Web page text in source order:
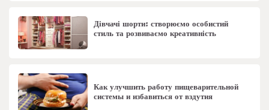
Дівчачі шорти: створюємо особистий
стиль та розвиваємо креативність
Как улучшить работу пищеварительной
системы и избавиться от вздутия